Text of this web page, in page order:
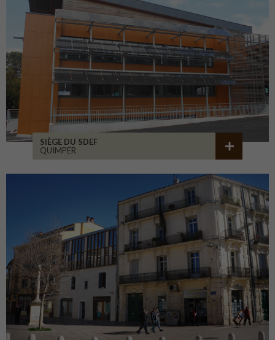
SIÈGE DU SDEF
QUIMPER